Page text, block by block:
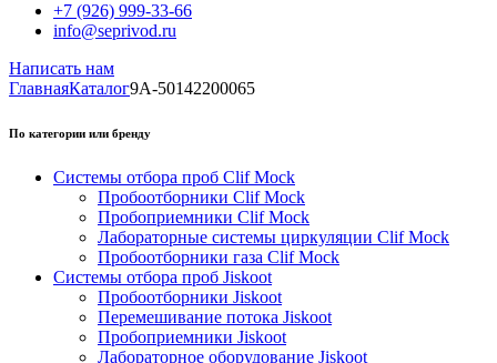
+7 (926) 999-33-66
info@seprivod.ru
Написать нам
ГлавнаяКаталог9A-50142200065
По категории или бренду
Системы отбора проб Clif Mock
Пробоотборники Clif Mock
Пробоприемники Clif Mock
Лабораторные системы циркуляции Clif Mock
Пробоотборники газа Clif Mock
Системы отбора проб Jiskoot
Пробоотборники Jiskoot
Перемешивание потока Jiskoot
Пробоприемники Jiskoot
Лабораторное оборудование Jiskoot